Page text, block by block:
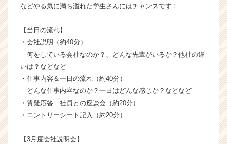
チ
リ
（C
e
e
r
などやる気に満ち溢れた学生さんにはチャンスです！
【当日の流れ】
・会社説明（約40分）
何をしている会社なのか？、どんな先輩がいるか？他社の違
いは？などなど
・仕事内容＆一日の流れ（約40分）
どんな仕事内容なのか？一日はどんな感じか？などなど
・質疑応答 社員との座談会（約20分）
・エントリーシート記入（約20分）
【3月度会社説明会】